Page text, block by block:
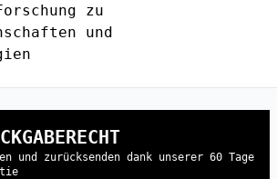
zu
und
und zurücksenden dank unserer 60 Tage